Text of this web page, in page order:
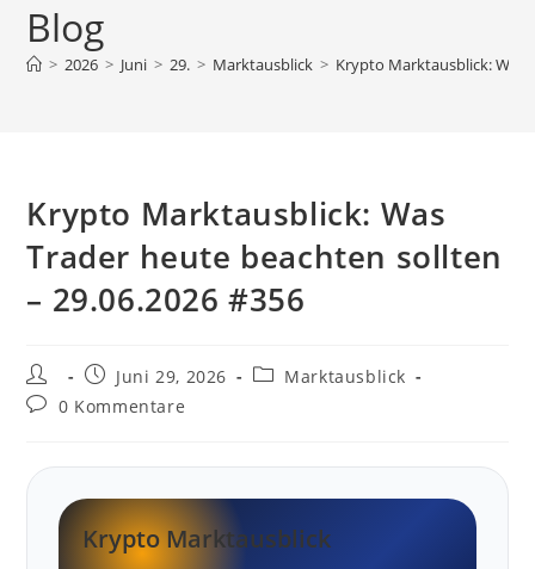
Blog
> 2026 > Juni > 29. > Marktausblick > Krypto Marktausblick: Was
Krypto Marktausblick: Was
Trader heute beachten sollten
– 29.06.2026 #356
Beitrags-
Autor:
Beitrag
veröffentlicht:
Juni 29, 2026
Beitrags-
Marktausblick
Beitrags-
0 Kommentare
Krypto Marktausblick